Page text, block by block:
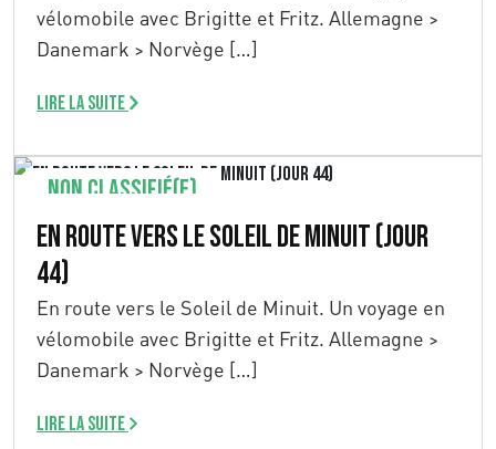
vélomobile avec Brigitte et Fritz. Allemagne >
Danemark > Norvège […]
Lire la suite
Non classifié(e)
En route vers le Soleil de Minuit (Jour
44)
En route vers le Soleil de Minuit. Un voyage en
vélomobile avec Brigitte et Fritz. Allemagne >
Danemark > Norvège […]
Lire la suite